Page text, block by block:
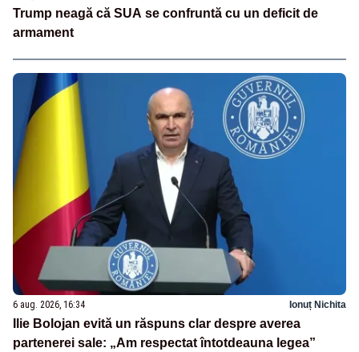
Trump neagă că SUA se confruntă cu un deficit de
armament
6 aug. 2026, 16:34 Ionuț Nichita
Ilie Bolojan evită un răspuns clar despre averea
partenerei sale: „Am respectat întotdeauna legea”